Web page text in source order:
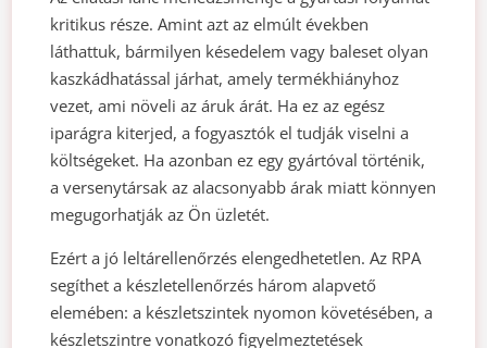
kritikus része. Amint azt az elmúlt években
láthattuk, bármilyen késedelem vagy baleset olyan
kaszkádhatással járhat, amely termékhiányhoz
vezet, ami növeli az áruk árát. Ha ez az egész
iparágra kiterjed, a fogyasztók el tudják viselni a
költségeket. Ha azonban ez egy gyártóval történik,
a versenytársak az alacsonyabb árak miatt könnyen
megugorhatják az Ön üzletét.
Ezért a jó leltárellenőrzés elengedhetetlen. Az RPA
segíthet a készletellenőrzés három alapvető
elemében: a készletszintek nyomon követésében, a
készletszintre vonatkozó figyelmeztetések